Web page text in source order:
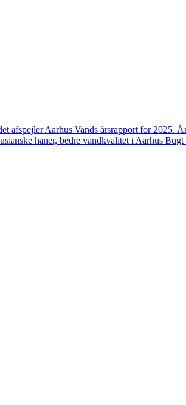
Aarhus Vands årsrapport for 2025.
haner, bedre vandkvalitet i Aarhus Bugt